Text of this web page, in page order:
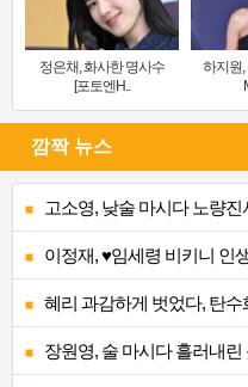
정은채, 화사한 명사수
[포토엔H..
하지원, 한국 배우 최초
깜짝 뉴스
고소영, 낮술 마시다 노량진
이정재, ♥임세령 비키니 인
혜리 과감하게 벗었다, 탄수
장원영, 술 마시다 흘러내